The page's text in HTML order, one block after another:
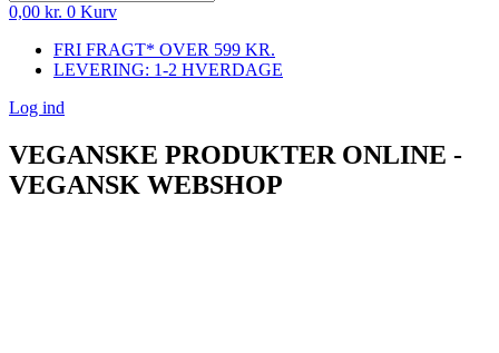
0,00 kr. 0 Kurv
FRI FRAGT* OVER 599 KR.
LEVERING: 1-2 HVERDAGE
Log ind
VEGANSKE PRODUKTER ONLINE -
VEGANSK WEBSHOP